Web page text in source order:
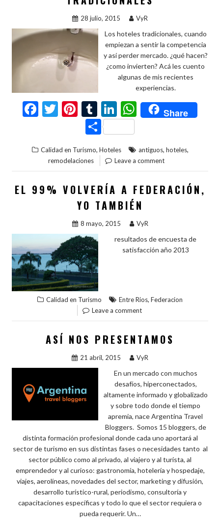
r
28 julio, 2015 VyR
Los hoteles tradicionales, cuando
empiezan a sentir la competencia
y así perder mercado. ¿qué hacen?
¿como invierten? Acá les cuento
algunas de mis recientes
experiencias.
F
b
o
o
T
er
Pi
nt
er
es
t
T
u
m
bl
r
Li
n
ke
dI
n
W
h
s
A
p
p
Share
C
m
p
ar
ti
r
Calidad en Turismo, Hoteles antiguos, hoteles,
remodelaciones Leave a comment
EL 99% VOLVERÍA A FEDERACIÓN,
YO TAMBIÉN
8 mayo, 2015 VyR
resultados de encuesta de
satisfacción año 2013
Calidad en Turismo Entre Rios, Federacion
Leave a comment
ASÍ NOS PRESENTAMOS
21 abril, 2015 VyR
En un mercado con muchos
desafíos, hiperconectados,
altamente informado y globalizado
y sobre todo donde el tiempo
apremia, nace Argentina Travel
Bloggers. Somos 15 bloggers, de
distinta formación profesional donde cada uno aportará al
sector de turismo en sus distintas fases o necesidades tanto al
sector público como al privado, al viajero y al turista, al
emprendedor y al curioso: gastronomía, hotelería y hospedaje,
viajes, aerolíneas, novedades del sector, marketing y difusión,
desarrollo turístico-rural, periodismo, consultoría y
capacitaciones específicas y todo lo que el sector requiera o
pueda requerir. Un…